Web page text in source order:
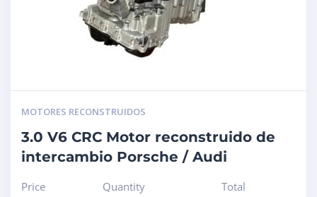
MOTORES RECONSTRUIDOS
3.0 V6 CRC Motor reconstruido de
intercambio Porsche / Audi
Price
Quantity
Total